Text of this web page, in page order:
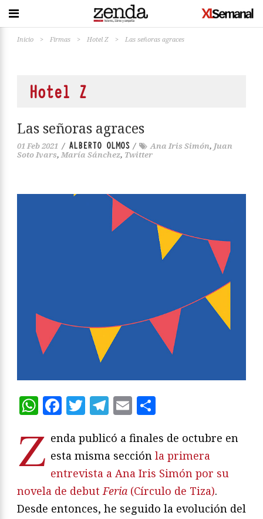
Inicio > Firmas > Hotel Z > Las señoras agraces
Hotel Z
Las señoras agraces
01 Feb 2021 / ALBERTO OLMOS / Ana Iris Simón, Juan
Soto Ivars, María Sánchez, Twitter
WhatsApp
Facebook
Twitter
Telegram
Email
Z enda publicó a finales de octubre en
esta misma sección la primera
entrevista a Ana Iris Simón por su
novela de debut Feria (Círculo de Tiza).
Desde entonces, he seguido la evolución del